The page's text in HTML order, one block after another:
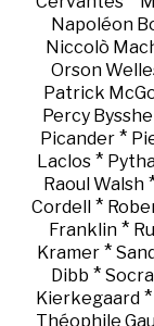
Napoléon
Niccolò
Orson
Patrick
Percy
Picander *
Laclos*
Raoul Walsh
Cordell *
Franklin*
Kramer *
Dibb *
Kierkegaard*
Théophile